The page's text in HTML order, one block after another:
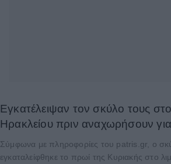
Εγκατέλειψαν τον σκύλο τους στο
Ηρακλείου πριν αναχωρήσουν
Σύμφωνα με πληροφορίες του patris.gr, ο
εγκαταλείφθηκε το πρωί της Κυριακής στο